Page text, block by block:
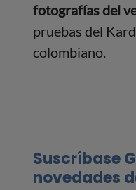
fotografías del
pruebas del
colombiano.
Suscríbase
novedades